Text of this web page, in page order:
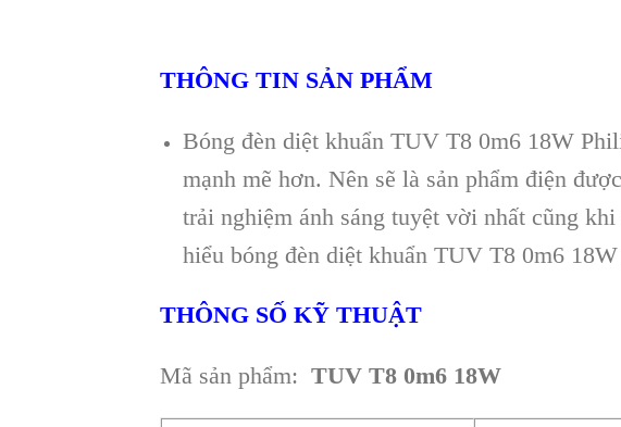
THÔNG TIN SẢN PHẨM
Bóng đèn diệt khuẩn TUV T8 0m6 18W
mạnh mẽ hơn. Nên sẽ là sản phẩm điện
trải nghiệm ánh sáng tuyệt vời nhất cũng
hiểu bóng đèn diệt khuẩn TUV T8 0m6
THÔNG SỐ KỸ THUẬT
Mã sản phẩm: TUV T8 0m6 18W